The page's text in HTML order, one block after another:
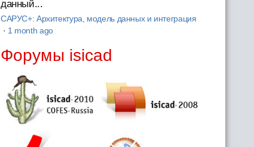
данный...
САРУС+: Архитектура, модель данных и интеграция
· 1 month ago
Форумы isicad